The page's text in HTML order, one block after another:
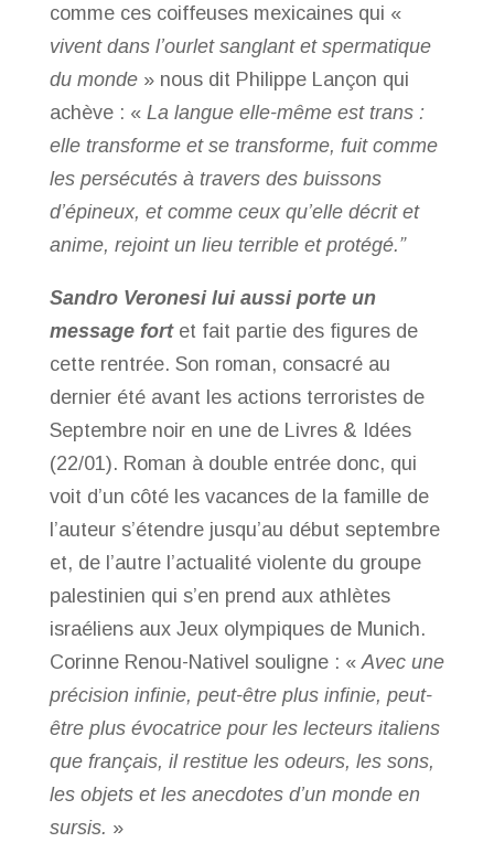
comme ces coiffeuses mexicaines qui «
vivent dans l’ourlet sanglant et spermatique
du monde» nous dit Philippe Lançon qui
achève : « La langue elle-même est trans :
elle transforme et se transforme, fuit comme
les persécutés à travers des buissons
d’épineux, et comme ceux qu’elle décrit et
anime, rejoint un lieu terrible et protégé.”
Sandro Veronesi lui aussi porte un
message fortet fait partie des figures de
cette rentrée. Son roman, consacré au
dernier été avant les actions terroristes de
Septembre noir en une de Livres & Idées
(22/01). Roman à double entrée donc, qui
voit d’un côté les vacances de la famille de
l’auteur s’étendre jusqu’au début septembre
et, de l’autre l’actualité violente du groupe
palestinien qui s’en prend aux athlètes
israéliens aux Jeux olympiques de Munich.
Corinne Renou-Nativel souligne : « Avec une
précision infinie, peut-être plus infinie, peut-
être plus évocatrice pour les lecteurs italiens
que français, il restitue les odeurs, les sons,
les objets et les anecdotes d’un monde en
sursis. »